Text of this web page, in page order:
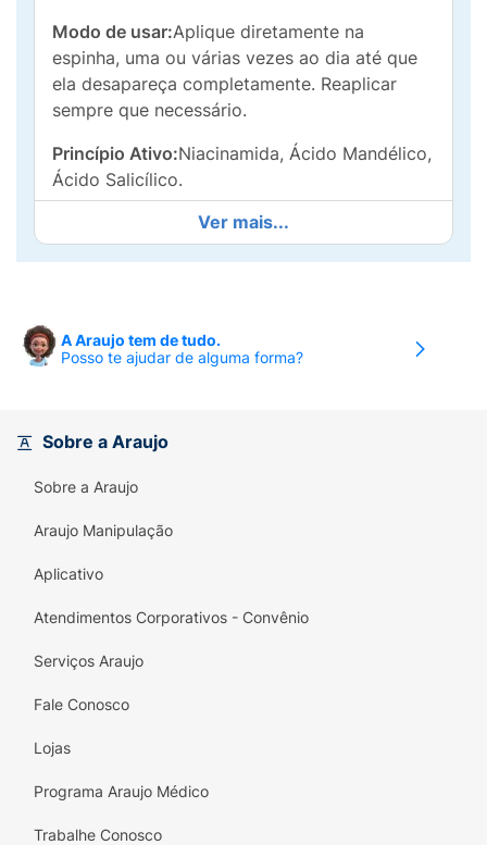
Modo de usar:Aplique diretamente na
espinha, uma ou várias vezes ao dia até que
ela desapareça completamente. Reaplicar
sempre que necessário.
Princípio Ativo:Niacinamida, Ácido Mandélico,
Ácido Salicílico.
Ver mais...
A Araujo tem de tudo.
Posso te ajudar de alguma forma?
Sobre a Araujo
Sobre a Araujo
Araujo Manipulação
Aplicativo
Atendimentos Corporativos - Convênio
Serviços Araujo
Fale Conosco
Lojas
Programa Araujo Médico
Trabalhe Conosco